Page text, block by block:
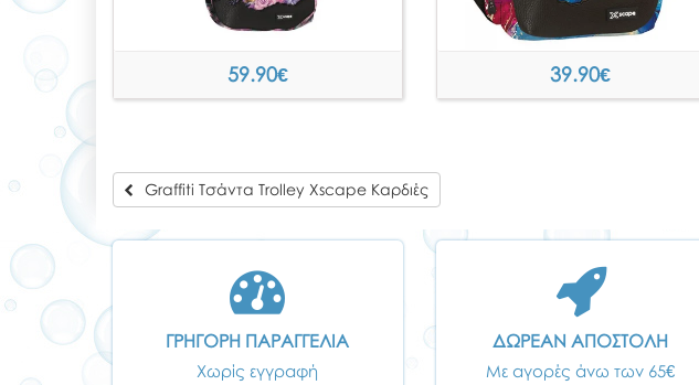
59.90€ 39.90€
Graffiti Τσάντα Trolley Xscape Καρδιές
ΓΡΗΓΟΡΗ ΠΑΡΑΓΓΕΛΙΑ
Χωρίς εγγραφή
ΔΩΡΕΑΝ ΑΠΟΣΤΟΛΗ
Με αγορές άνω των 65€